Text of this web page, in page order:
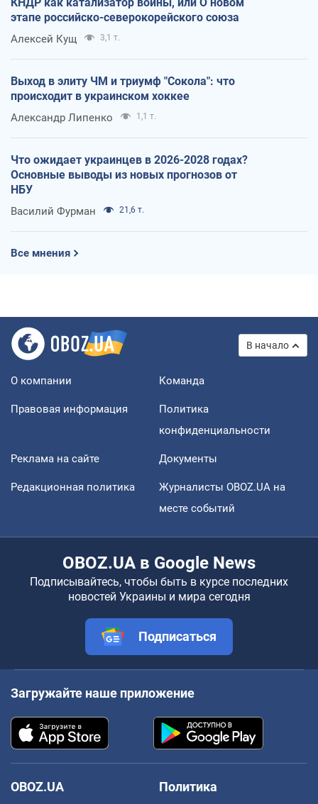
этапе российско-северокорейского союза
Алексей Кущ 3,1 т.
Выход в элиту ЧМ и триумф "Сокола": что
происходит в украинском хоккее
Александр Липенко 1,1 т.
Что ожидает украинцев в 2026-2028 годах?
Основные выводы из новых прогнозов от
НБУ
Василий Фурман 21,6 т.
Все мнения
В начало
О компании Команда
Правовая информация
Политика
конфиденциальности
Реклама на сайте Документы
Редакционная политика
Журналисты OBOZ.UA на
месте событий
OBOZ.UA в Google News
Подписывайтесь, чтобы быть в курсе последних
новостей Украины и мира сегодня
Подписаться
Загружайте наше приложение
OBOZ.UA
Политика